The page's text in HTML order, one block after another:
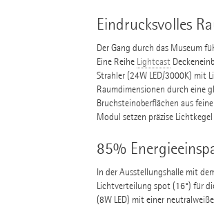
Eindrucksvolles
Der Gang durch das Museum
Eine Reihe Lightcast
Strahler (24W LED/3000K) mit
Raumdimensionen durch eine
Bruchsteinoberflächen aus
Modul setzen präzise
85%
In der Ausstellungshalle mit
Lichtverteilung spot (16°) für
(8W LED) mit einer